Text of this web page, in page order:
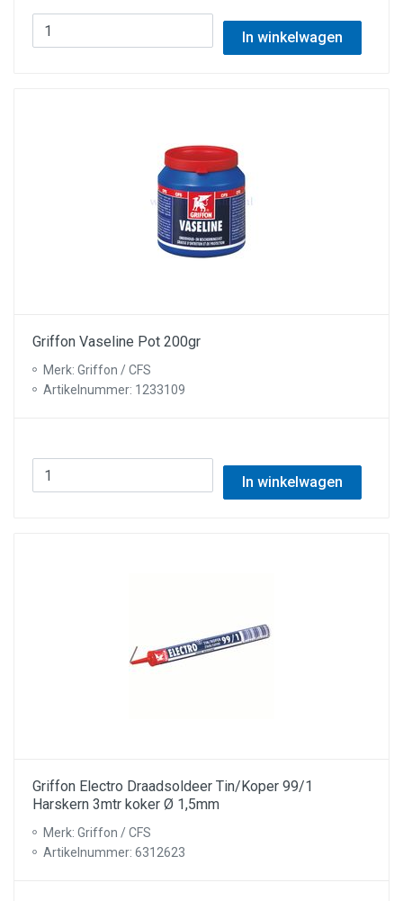
In winkelwagen
Griffon Vaseline Pot 200gr
Merk: Griffon / CFS
Artikelnummer: 1233109
In winkelwagen
Griffon Electro Draadsoldeer Tin/Koper 99/1
Harskern 3mtr koker Ø 1,5mm
Merk: Griffon / CFS
Artikelnummer: 6312623